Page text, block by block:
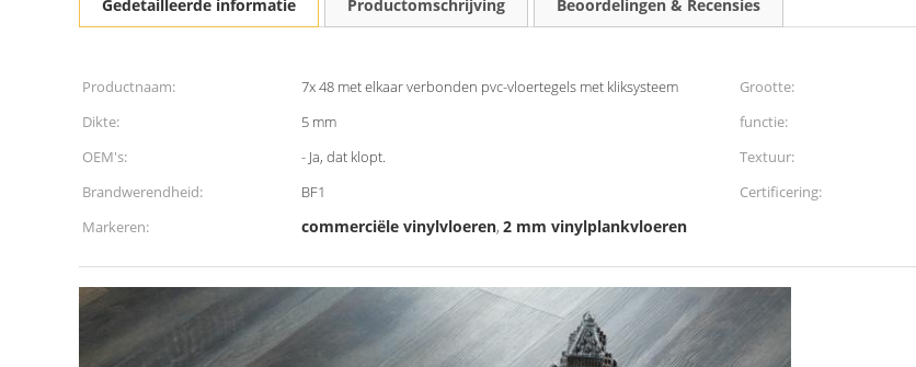
Gedetailleerde informatie Productomschrijving Beoordelingen & Recensies
Productnaam: 7x 48 met elkaar verbonden pvc-vloertegels met kliksysteem Grootte:
Dikte:
5 mm functie:
OEM's:
- Ja, dat klopt. Textuur:
Brandwerendheid:
BF1 Certificering:
Markeren:
commerciële vinylvloeren, 2 mm vinylplankvloeren